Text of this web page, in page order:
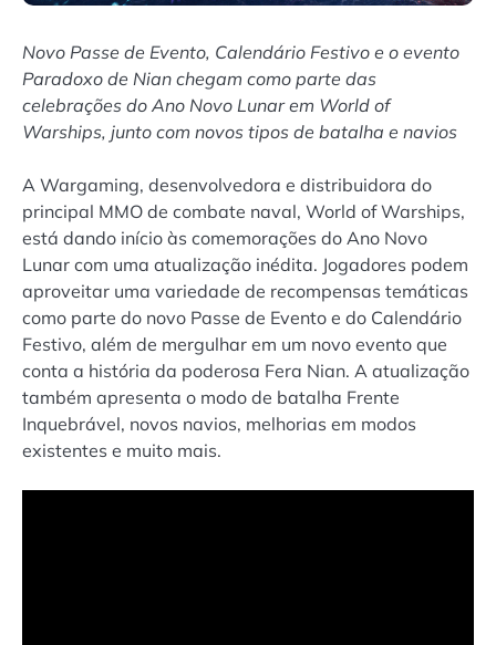
Novo Passe de Evento, Calendário Festivo e o evento
Paradoxo de Nian chegam como parte das
celebrações do Ano Novo Lunar em World of
Warships, junto com novos tipos de batalha e navios
A Wargaming, desenvolvedora e distribuidora do
principal MMO de combate naval, World of Warships,
está dando início às comemorações do Ano Novo
Lunar com uma atualização inédita. Jogadores podem
aproveitar uma variedade de recompensas temáticas
como parte do novo Passe de Evento e do Calendário
Festivo, além de mergulhar em um novo evento que
conta a história da poderosa Fera Nian. A atualização
também apresenta o modo de batalha Frente
Inquebrável, novos navios, melhorias em modos
existentes e muito mais.